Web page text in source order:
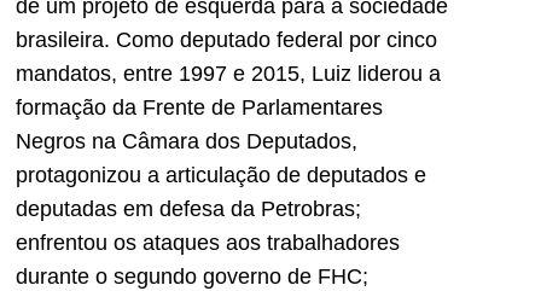
de um projeto de esquerda para a sociedade
brasileira. Como deputado federal por cinco
mandatos, entre 1997 e 2015, Luiz liderou a
formação da Frente de Parlamentares
Negros na Câmara dos Deputados,
protagonizou a articulação de deputados e
deputadas em defesa da Petrobras;
enfrentou os ataques aos trabalhadores
durante o segundo governo de FHC;